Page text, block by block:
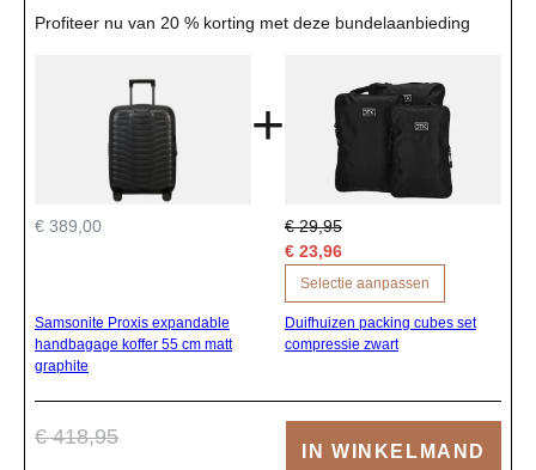
Profiteer nu van 20 % korting met deze bundelaanbieding
€ 389,00
Samsonite Proxis expandable
handbagage koffer 55 cm matt
graphite
+
€ 29,95
€ 23,96
Selectie aanpassen
Duifhuizen packing cubes set
compressie zwart
€ 418,95
IN WINKELMAND